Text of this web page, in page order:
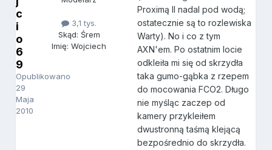
c
i
o
6
9
Opublikowano
29
Maja
2010
3,1 tys.
Skąd: Śrem
Imię: Wojciech
Proximą II nadal pod wodą;
ostatecznie są to rozlewiska
Warty). No i co z tym
AXN'em. Po ostatnim locie
odkleiła mi się od skrzydła
taka gumo-gąbka z rzepem
do mocowania FCO2. Długo
nie myśląc zaczep od
kamery przykleiłem
dwustronną taśmą klejącą
bezpośrednio do skrzydła.